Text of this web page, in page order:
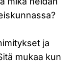
ja
mukaa kun